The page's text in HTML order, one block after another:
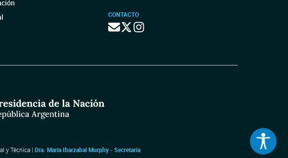
CONTACTO
y Técnica | Dra. María Ibarzabal Murphy - Secretaria